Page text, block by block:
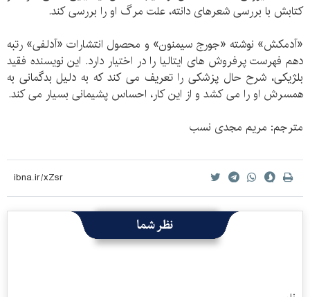
کتابش با بررسی شعرهای دانته، علت مرگ او را بررسی کند.
«آدمکش» نوشته «جورج سیمنون» و محصول انتشارات «آدلفی» رتبه
دهم فهرست پرفروش های ایتالیا را در اختیار دارد. این نویسنده فقید
بلژیکی، شرح حال پزشکی را تعریف می کند که به دلیل بدگمانی به
همسرش او را می کشد و از این کار، احساس پشیمانی بسیار می کند.
مترجم: مریم مجدی نسب
نظر شما